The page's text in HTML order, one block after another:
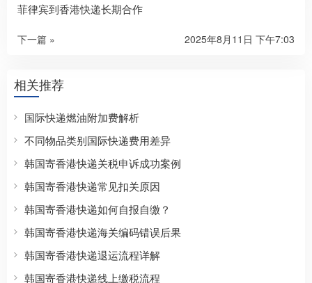
菲律宾到香港快递长期合作
下一篇 » 2025年8月11日 下午7:03
相关推荐
国际快递燃油附加费解析
不同物品类别国际快递费用差异
韩国寄香港快递关税申诉成功案例
韩国寄香港快递常见扣关原因
韩国寄香港快递如何自报自缴？
韩国寄香港快递海关编码错误后果
韩国寄香港快递退运流程详解
韩国寄香港快递线上缴税流程